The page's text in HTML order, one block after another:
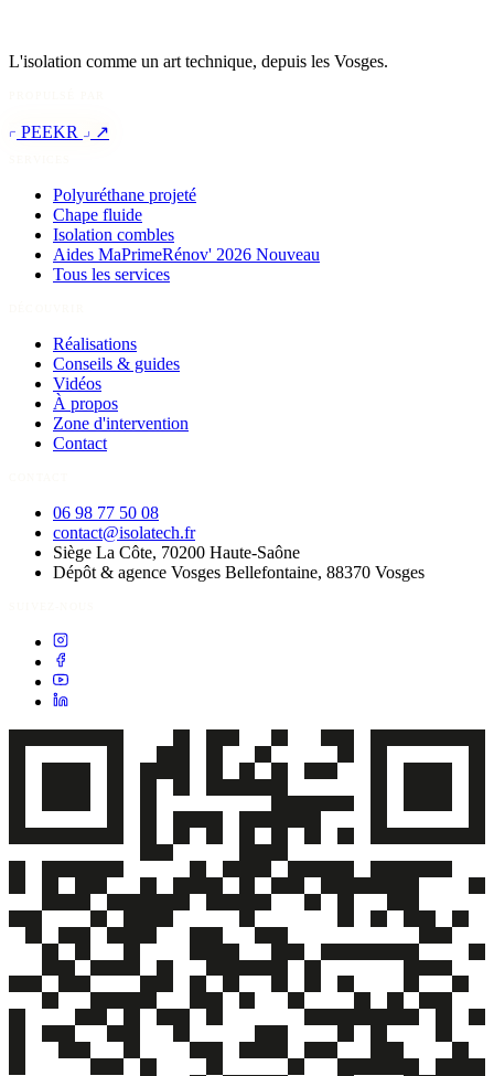
L'isolation comme un art technique, depuis les Vosges.
PEEKR ↗
Polyuréthane projeté
Chape fluide
Isolation combles
Aides MaPrimeRénov' 2026 Nouveau
Tous les services
Réalisations
Conseils & guides
Vidéos
À propos
Zone d'intervention
Contact
06 98 77 50 08
contact@isolatech.fr
Siège La Côte, 70200 Haute-Saône
Dépôt & agence Vosges Bellefontaine, 88370 Vosges